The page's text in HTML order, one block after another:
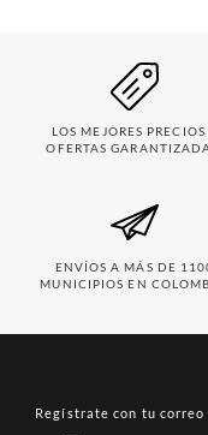
LOS MEJORES PRECIOS
OFERTAS
ENVÍOS A MÁS DE
MUNICIPIOS EN
Regístrate con tu